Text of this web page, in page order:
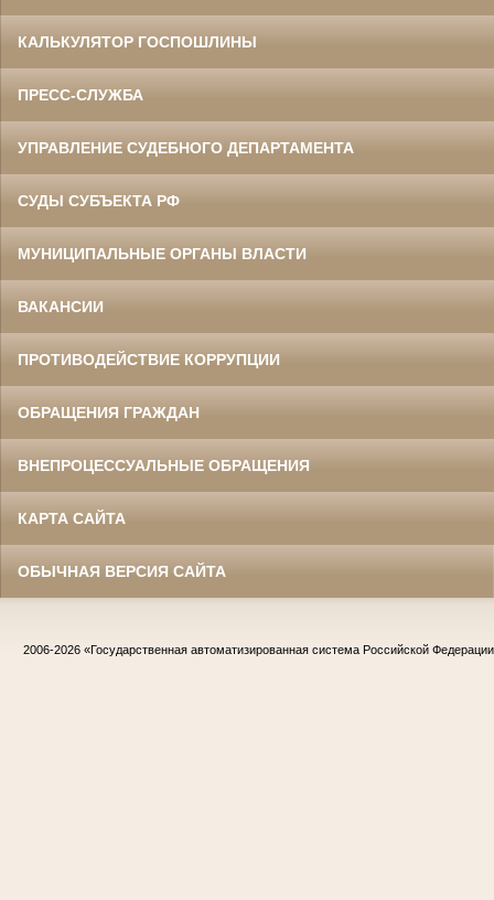
КАЛЬКУЛЯТОР ГОСПОШЛИНЫ
ПРЕСС-СЛУЖБА
УПРАВЛЕНИЕ СУДЕБНОГО ДЕПАРТАМЕНТА
СУДЫ СУБЪЕКТА РФ
МУНИЦИПАЛЬНЫЕ ОРГАНЫ ВЛАСТИ
ВАКАНСИИ
ПРОТИВОДЕЙСТВИЕ КОРРУПЦИИ
ОБРАЩЕНИЯ ГРАЖДАН
ВНЕПРОЦЕССУАЛЬНЫЕ ОБРАЩЕНИЯ
КАРТА САЙТА
ОБЫЧНАЯ ВЕРСИЯ САЙТА
2006-2026 «Государственная автоматизированная система Российской